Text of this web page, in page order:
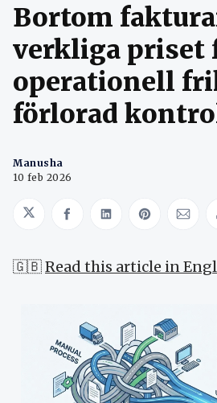
Bortom
verkliga priset
operationell
förlorad
Manusha
10 feb 2026
Share on Twitter
Share on Facebook
Share onShare on
🇬🇧Read this article in